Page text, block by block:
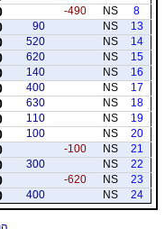
8
NS
-490
13
NS
90
14
NS
520
15
NS
620
16
NS
140
17
NS
400
18
NS
630
19
NS
110
20
NS
100
21
NS
-100
22
NS
300
23
NS
-620
24
NS
400